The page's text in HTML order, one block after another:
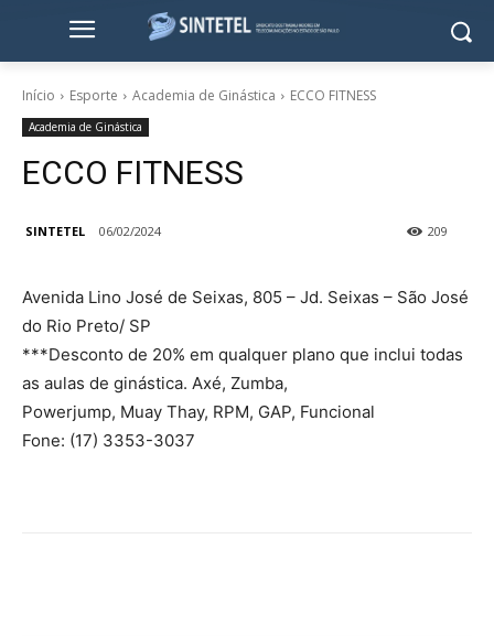
Início Esporte Academia de Ginástica ECCO FITNESS
Academia de Ginástica
ECCO FITNESS
SINTETEL 06/02/2024 209
Avenida Lino José de Seixas, 805 – Jd. Seixas – São José
do Rio Preto/ SP
***Desconto de 20% em qualquer plano que inclui todas
as aulas de ginástica. Axé, Zumba,
Powerjump, Muay Thay, RPM, GAP, Funcional
Fone: (17) 3353-3037